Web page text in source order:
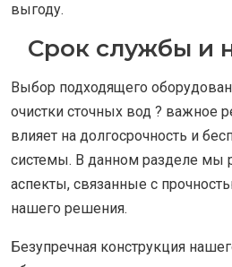
выгоду.
Срок службы и
Выбор подходящего
очистки сточных вод ? важное
влияет на долгосрочность и
системы. В данном разделе мы
аспекты, связанные с
нашего решения.
Безупречная конструкция